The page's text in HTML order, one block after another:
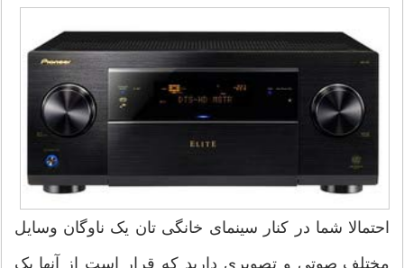
احتمالا شما در کنار سینمای خانگی تان یک ناوگان وسایل
مختلف صوتی و تصویری دارید که قرار است از آنها یک